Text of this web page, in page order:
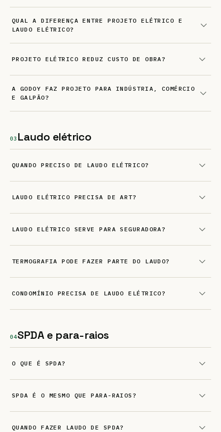
QUAL A DIFERENÇA ENTRE PROJETO ELÉTRICO E
LAUDO ELÉTRICO?
PROJETO ELÉTRICO REDUZ CUSTO DE OBRA?
A GODOY FAZ PROJETO PARA INDÚSTRIA, COMÉRCIO
E GALPÃO?
03 Laudo elétrico
QUANDO PRECISO DE LAUDO ELÉTRICO?
LAUDO ELÉTRICO PRECISA DE ART?
LAUDO ELÉTRICO SERVE PARA SEGURADORA?
TERMOGRAFIA PODE FAZER PARTE DO LAUDO?
CONDOMÍNIO PRECISA DE LAUDO ELÉTRICO?
04SPDA e para-raios
O QUE É SPDA?
SPDA É O MESMO QUE PARA-RAIOS?
QUANDO FAZER LAUDO DE SPDA?